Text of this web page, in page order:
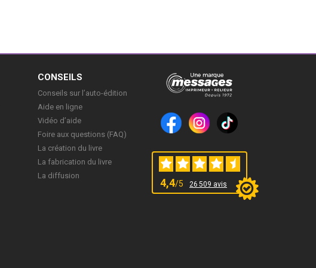
CONSEILS
Conseils sur l’auto-édition
Aide en ligne
Vidéo d’aide
Foire aux questions (FAQ)
La création du livre
La fabrication du livre
La diffusion
4,4/5 26 509 avis